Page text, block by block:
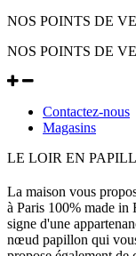
NOS POINTS DE
NOS POINTS DE
Contactez-nous
Magasins
LE LOIR EN
La maison vous
à Paris 100% made
signe d'une
nœud papillon qui